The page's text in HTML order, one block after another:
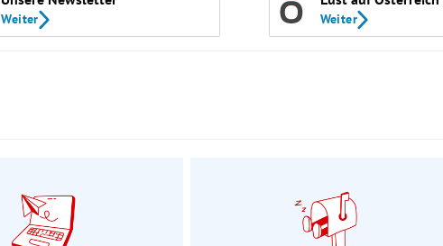
Weiter Weiter